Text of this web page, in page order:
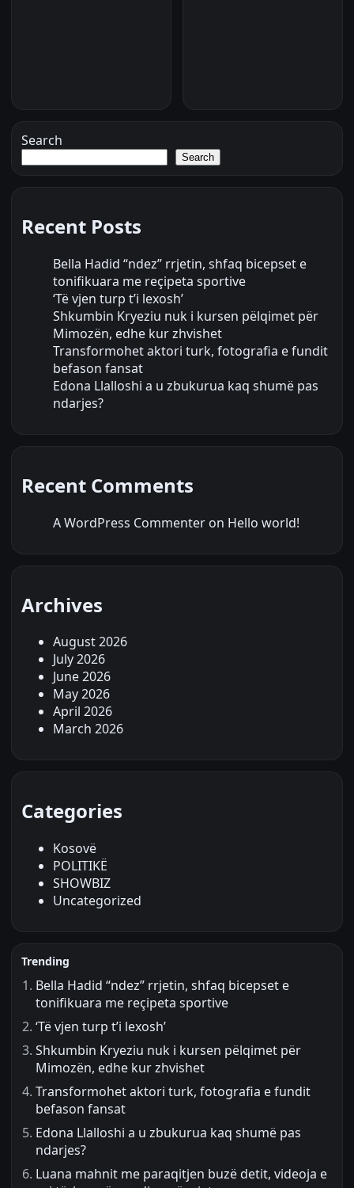
Search
Search
Recent Posts
Bella Hadid “ndez” rrjetin, shfaq bicepset e
tonifikuara me reçipeta sportive
‘Të vjen turp t’i lexosh’
Shkumbin Kryeziu nuk i kursen pëlqimet për
Mimozën, edhe kur zhvishet
Transformohet aktori turk, fotografia e fundit
befason fansat
Edona Llalloshi a u zbukurua kaq shumë pas
ndarjes?
Recent Comments
A WordPress Commenter on Hello world!
Archives
August 2026
July 2026
June 2026
May 2026
April 2026
March 2026
Categories
Kosovë
POLITIKË
SHOWBIZ
Uncategorized
Trending
Bella Hadid “ndez” rrjetin, shfaq bicepset e
tonifikuara me reçipeta sportive
‘Të vjen turp t’i lexosh’
Shkumbin Kryeziu nuk i kursen pëlqimet për
Mimozën, edhe kur zhvishet
Transformohet aktori turk, fotografia e fundit
befason fansat
Edona Llalloshi a u zbukurua kaq shumë pas
ndarjes?
Luana mahnit me paraqitjen buzë detit, videoja e